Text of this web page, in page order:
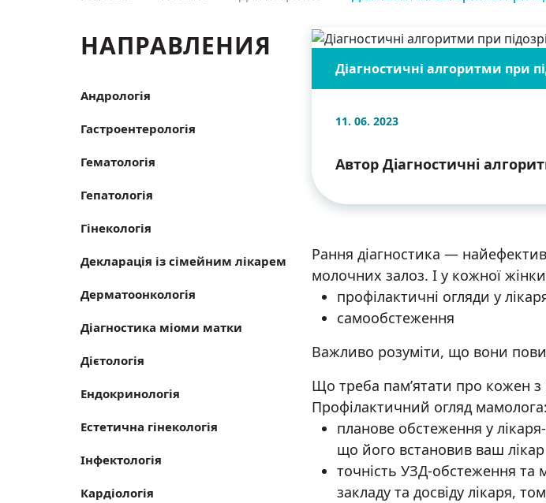
НАПРАВЛЕНИЯ
Андрологія
Гастроентерологія
Гематологія
Гепатологія
Гінекологія
Декларація із сімейним лікарем
Дерматоонкологія
Діагностика міоми матки
Дієтологія
Ендокринологія
Естетична гінекологія
Інфектологія
Кардіологія
Діагностичні алгоритми при
11. 06. 2023
Автор Діагностичні
Рання діагностика —
молочних залоз. І у кожної
профілактичні огляди у
самообстеження
Важливо розуміти, що вони
Що треба пам’ятати про кожен з
Профілактичний огляд мамолога:
планове обстеження у
що його встановив ваш лікар
точність УЗД-обстеження та
закладу та досвіду лікаря,